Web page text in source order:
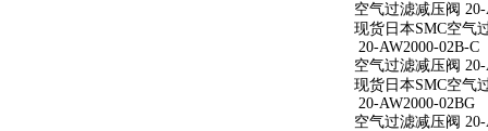
空气过滤减压阀 20-
现货日本SMC空气
20-AW2000-02B-C
空气过滤减压阀 20-
现货日本SMC空气
20-AW2000-02BG
空气过滤减压阀 20-